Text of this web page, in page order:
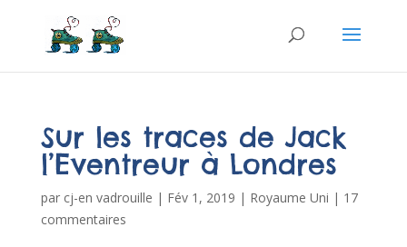
Sur les traces de Jack
l’Eventreur à Londres
par cj-en vadrouille | Fév 1, 2019 | Royaume Uni | 17
commentaires